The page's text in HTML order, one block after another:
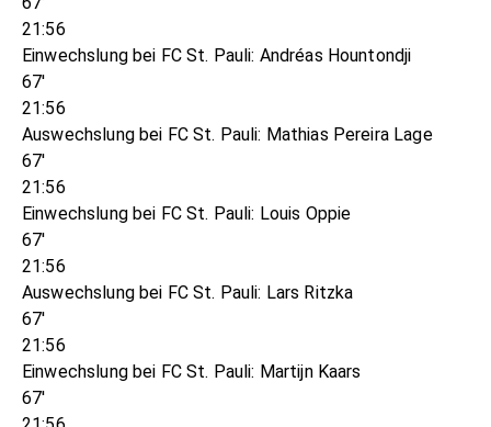
21:56
Einwechslung bei FC St. Pauli: Andréas Hountondji
67'
21:56
Auswechslung bei FC St. Pauli: Mathias Pereira Lage
67'
21:56
Einwechslung bei FC St. Pauli: Louis Oppie
67'
21:56
Auswechslung bei FC St. Pauli: Lars Ritzka
67'
21:56
Einwechslung bei FC St. Pauli: Martijn Kaars
67'